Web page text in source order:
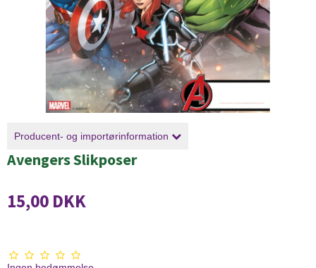
Producent- og importørinformation
Avengers Slikposer
15,00 DKK